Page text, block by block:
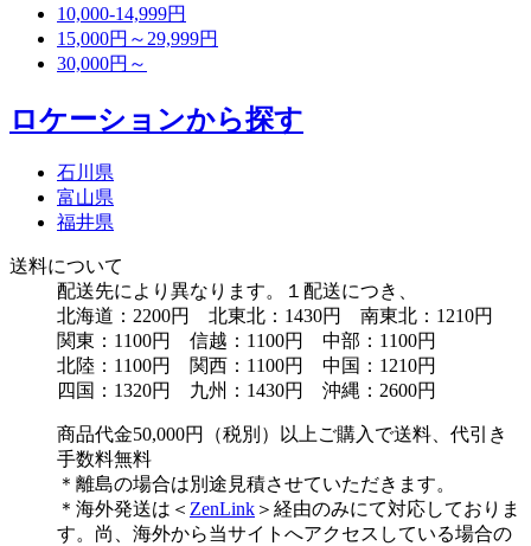
10,000-14,999円
15,000円～29,999円
30,000円～
ロケーションから探す
石川県
富山県
福井県
送料について
配送先により異なります。１配送につき、
北海道：2200円 北東北：1430円 南東北：1210円
関東：1100円 信越：1100円 中部：1100円
北陸：1100円 関西：1100円 中国：1210円
四国：1320円 九州：1430円 沖縄：2600円
商品代金50,000円（税別）以上ご購入で送料、代引き
手数料無料
＊離島の場合は別途見積させていただきます。
＊海外発送は＜ ZenLink ＞経由のみにて対応しておりま
す。尚、海外から当サイトへアクセスしている場合の